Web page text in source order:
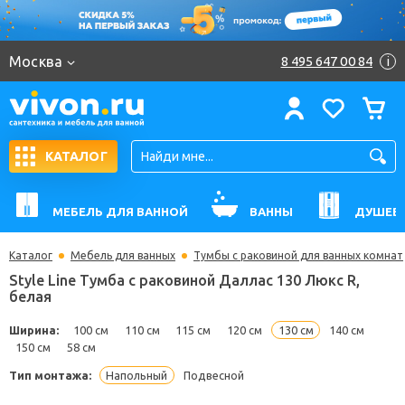
Москва 8 495 647 00 84 i
КАТАЛОГ
МЕБЕЛЬ ДЛЯ ВАННОЙ ВАННЫ
Каталог Мебель для ванных Тумбы с раковиной для ванных комнат
белая
100 см 110 см
58 см